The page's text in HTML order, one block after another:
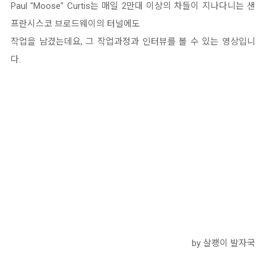
Paul "Moose" Curtis는 매일 2만대 이상의 차들이 지나다니는 샌
프란시스코 브로드웨이의 터널에도
작업을 남겼는데요, 그 작업과정과 인터뷰를 볼 수 있는 영상입니
다.
by 살쾡이 발자국